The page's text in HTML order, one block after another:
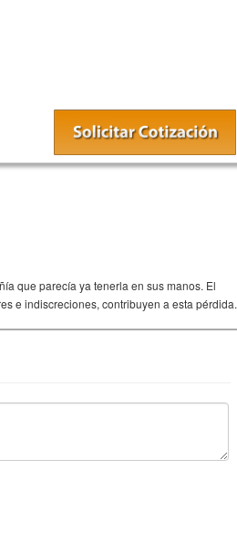
que parecía ya tenerla en sus manos. El
e indiscreciones, contribuyen a esta pérdida.